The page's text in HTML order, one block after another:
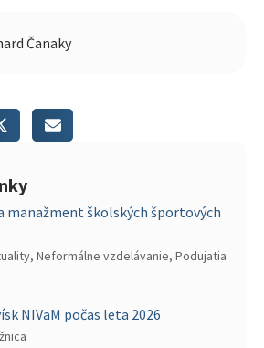
Čanaky
manažment školských športových
Neformálne vzdelávanie, Podujatia
NIVaM počas leta 2026